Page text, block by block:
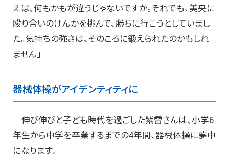
えば、何もかもが違うじゃないですか。それでも、美央に
殴り合いのけんかを挑んで、勝ちに行こうとしていまし
た。気持ちの強さは、そのころに鍛えられたのかもしれ
ません」
器械体操がアイデンティティに
伸び伸びと子ども時代を過ごした紫雷さんは、小学6
年生から中学を卒業するまでの4年間、器械体操に夢中
になります。